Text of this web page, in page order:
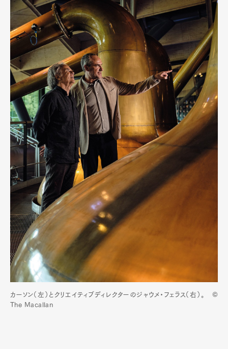
カーソン（左）とクリエイティブディレクターのジャウメ・フェラス（右）。 ©
The Macallan